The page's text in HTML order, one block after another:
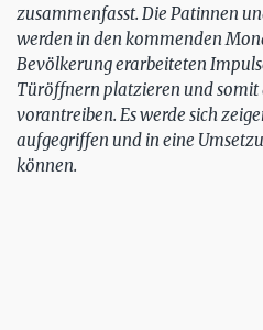
zusammenfasst. Die Patinnen
werden in den kommenden
Bevölkerung erarbeiteten
Türöffnern platzieren und somit
vorantreiben. Es werde sich
aufgegriffen und in eine
können.